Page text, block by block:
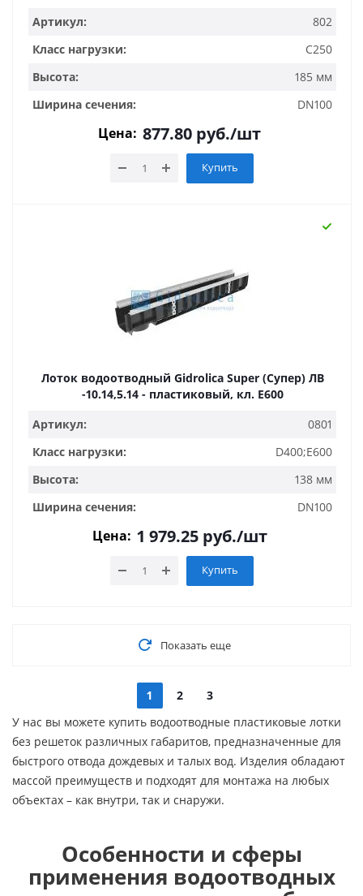
Артикул:
802
Класс нагрузки:
C250
Высота:
185 мм
Ширина сечения:
DN100
Цена: 877.80 руб./шт
Купить
Лоток водоотводный Gidrolica Super (Супер) ЛВ
-10.14,5.14 - пластиковый, кл. Е600
Артикул:
0801
Класс нагрузки:
D400;E600
Высота:
138 мм
Ширина сечения:
DN100
Цена: 1 979.25руб./шт
Купить
Показать еще
1 2
3
У нас вы можете купить водоотводные пластиковые лотки
без решеток различных габаритов, предназначенные для
быстрого отвода дождевых и талых вод. Изделия обладают
массой преимуществ и подходят для монтажа на любых
объектах – как внутри, так и снаружи.
Особенности и сферы
применения водоотводных